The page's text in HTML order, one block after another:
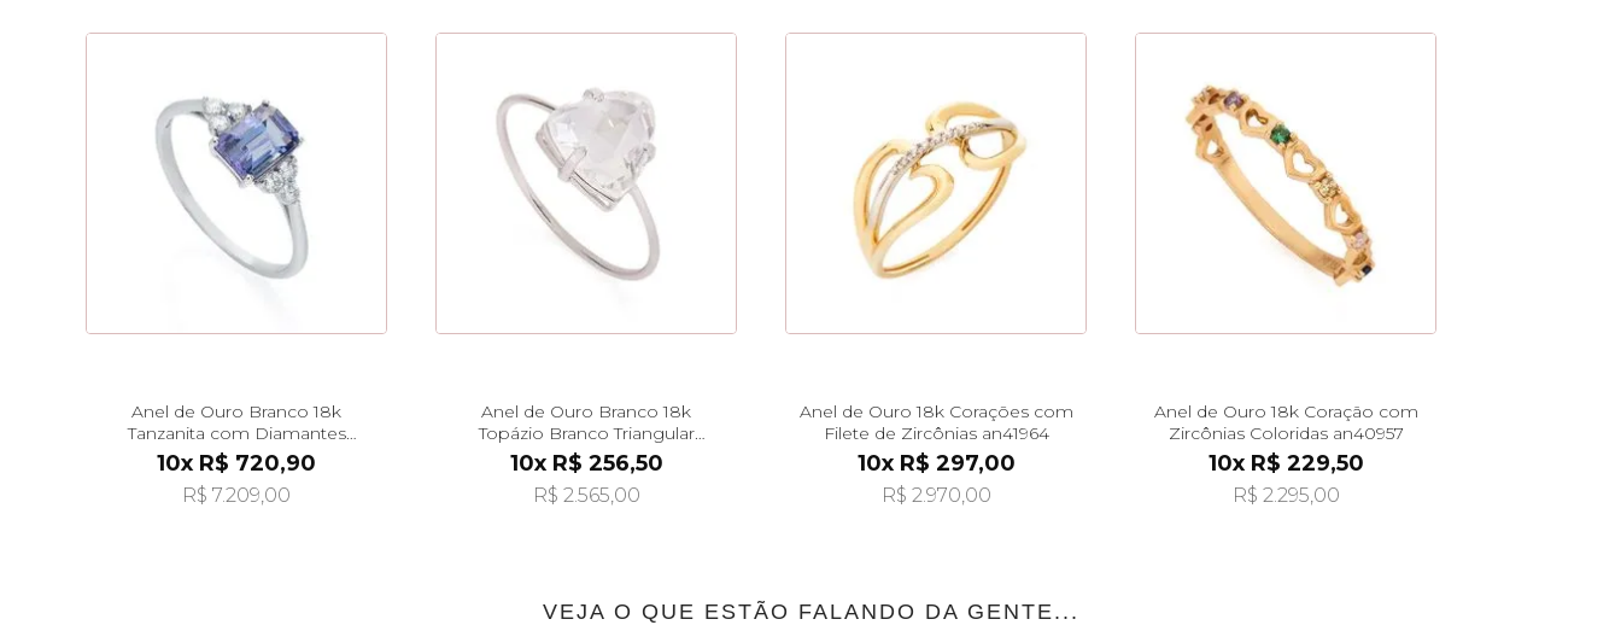
Anel de Ouro Branco 18k
Tanzanita com Diamantes
an41482
10x R$ 720,90
R$ 7.209,00
Anel de Ouro Branco 18k
Topázio Branco Triangular
an42018
10x R$ 256,50
R$ 2.565,00
Anel de Ouro 18k Corações com
Filete de Zircônias an41964
10x R$ 297,00
R$ 2.970,00
Anel de Ouro 18k Coração com
Zircônias Coloridas an40957
10x R$ 229,50
R$ 2.295,00
VEJA O QUE ESTÃO FALANDO DA GENTE...